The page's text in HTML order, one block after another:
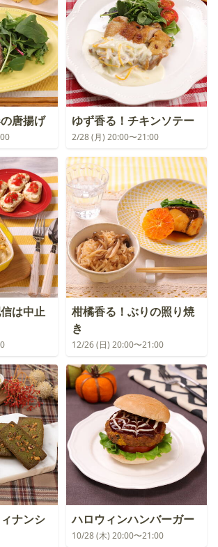
唐揚げ ゆず香る！チキンソテー
2/28 (月) 20:00〜21:00
は中止
柑橘香る！ぶりの照り焼
き
12/26 (日) 20:00〜21:00
ナンシ
ハロウィンハンバーガー
10/28 (木) 20:00〜21:00